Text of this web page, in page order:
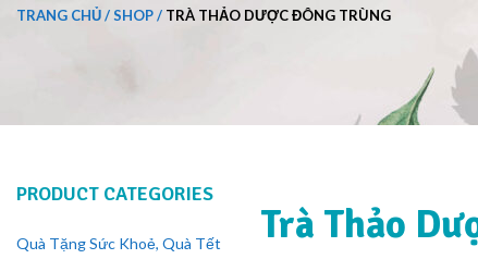
TRANG CHỦ SHOP TRÀ THẢO DƯỢC ĐÔNG TRÙNG
PRODUCT CATEGORIES
Quà Tặng Sức Khoẻ, Quà Tết
Trà Thảo